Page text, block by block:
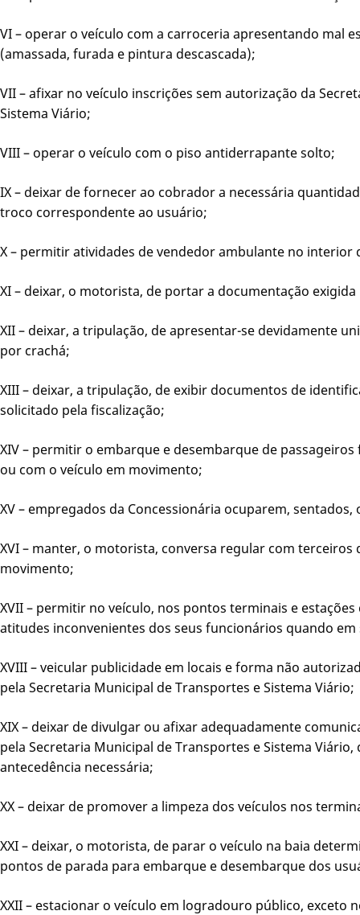
VI – operar o veículo com a carroceria apresentando mal
(amassada, furada e pintura descascada);
VII – afixar no veículo inscrições sem autorização da
Sistema Viário;
VIII – operar o veículo com o piso antiderrapante solto;
IX – deixar de fornecer ao cobrador a necessária
troco correspondente ao usuário;
X – permitir atividades de vendedor ambulante no interior
XI – deixar, o motorista, de portar a documentação
XII – deixar, a tripulação, de apresentar-se devidamente
por crachá;
XIII – deixar, a tripulação, de exibir documentos de
solicitado pela fiscalização;
XIV – permitir o embarque e desembarque de
ou com o veículo em movimento;
XV – empregados da Concessionária ocuparem,
XVI – manter, o motorista, conversa regular com terceiros
movimento;
XVII – permitir no veículo, nos pontos terminais e
atitudes inconvenientes dos seus funcionários quando em
XVIII – veicular publicidade em locais e forma não
pela Secretaria Municipal de Transportes e Sistema Viário;
XIX – deixar de divulgar ou afixar adequadamente
pela Secretaria Municipal de Transportes e Sistema
antecedência necessária;
XX – deixar de promover a limpeza dos veículos nos
XXI – deixar, o motorista, de parar o veículo na baia
pontos de parada para embarque e desembarque dos
XXII – estacionar o veículo em logradouro público, exceto